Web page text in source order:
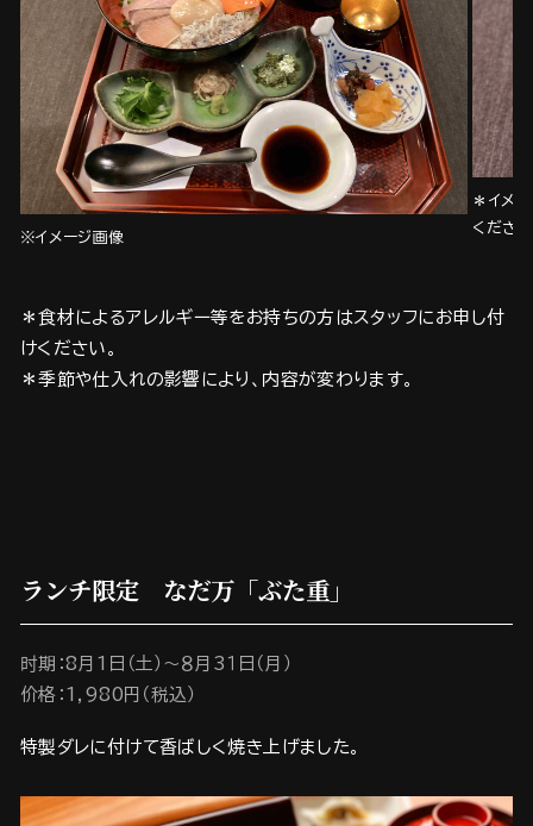
※イメージ画像
＊イメ
ください
＊食材によるアレルギー等をお持ちの方はスタッフにお申し付
けください。
＊季節や仕入れの影響により、内容が変わります。
ランチ限定 なだ万「ぶた重」
时期：8月1日（土）～８月3１日（月）
价格：1,980円（税込）
特製ダレに付けて香ばしく焼き上げました。